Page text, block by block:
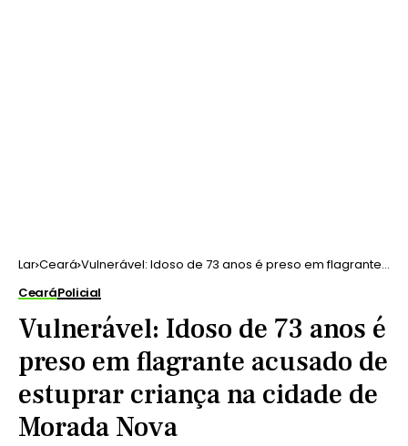
Lar Ceará Vulnerável: Idoso de 73 anos é preso em flagrante
Nova
CearáPolicial
Vulnerável: Idoso de 73 anos é
preso em flagrante acusado de
estuprar criança na cidade de
Morada Nova